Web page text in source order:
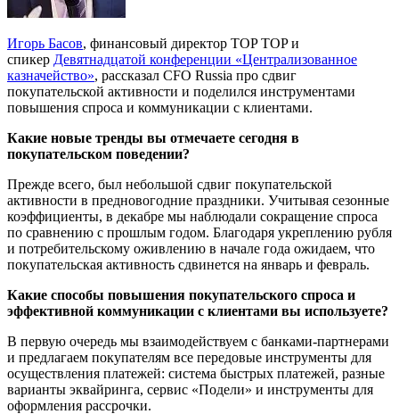
Игорь Басов, финансовый директор TOP TOP и
спикер Девятнадцатой конференции «Централизованное
казначейство», рассказал CFO Russia про сдвиг
покупательской активности и поделился инструментами
повышения спроса и коммуникации с клиентами.
Какие новые тренды вы отмечаете сегодня в
покупательском поведении?
Прежде всего, был небольшой сдвиг покупательской
активности в предновогодние праздники. Учитывая сезонные
коэффициенты, в декабре мы наблюдали сокращение спроса
по сравнению с прошлым годом. Благодаря укреплению рубля
и потребительскому оживлению в начале года ожидаем, что
покупательская активность сдвинется на январь и февраль.
Какие способы повышения покупательского спроса и
эффективной коммуникации с клиентами вы используете?
В первую очередь мы взаимодействуем с банками-партнерами
и предлагаем покупателям все передовые инструменты для
осуществления платежей: система быстрых платежей, разные
варианты эквайринга, сервис «Подели» и инструменты для
оформления рассрочки.